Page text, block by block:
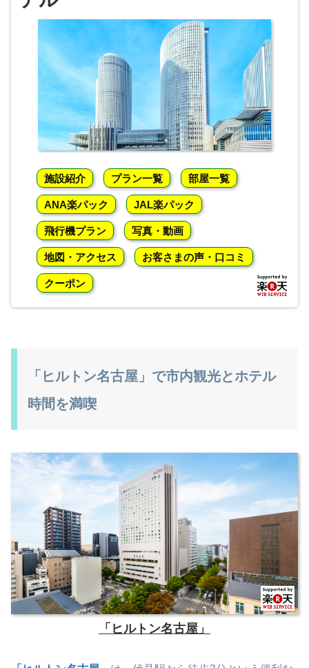
施設紹介 プラン一覧 部屋一覧
ANA楽パック JAL楽パック
飛行機プラン 写真・動画
地図・アクセス お客さまの声・口コミ
クーポン
「ヒルトン名古屋」で市内観光とホテル
時間を満喫
「ヒルトン名古屋」